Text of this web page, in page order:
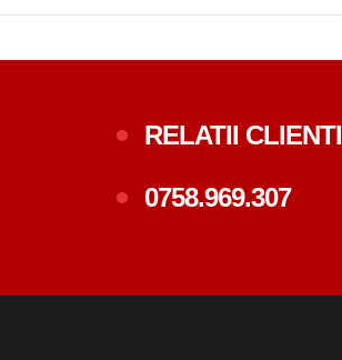
RELATII CLIENTI
0758.969.307